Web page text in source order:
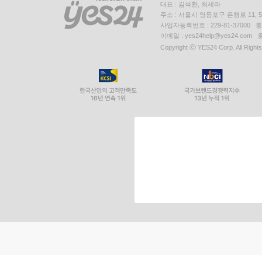
대표 : 김석환, 최세라
주소 : 서울시 영등포구 은행로 11,
사업자등록번호 : 229-81-37000
이메일 : yes24help@yes24.com
Copyright ⓒ YES24 Corp. All